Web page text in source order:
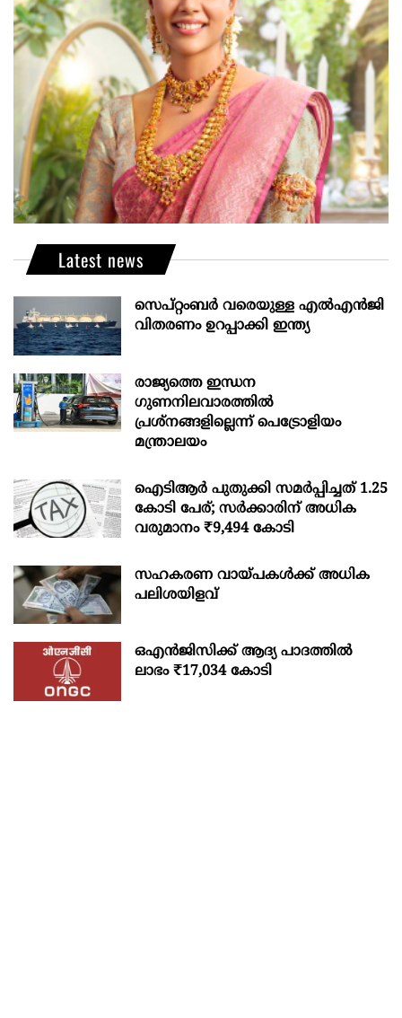
Latest news
സെപ്റ്റംബർ വരെയുള്ള എൽഎൻജി
വിതരണം ഉറപ്പാക്കി ഇന്ത്യ
രാജ്യത്തെ ഇന്ധന
ഗുണനിലവാരത്തില്‍
പ്രശ്‌നങ്ങളില്ലെന്ന് പെട്രോളിയം
മന്ത്രാലയം
ഐടിആര്‍ പുതുക്കി സമർപ്പിച്ചത് 1.25
കോടി പേര്; സർക്കാരിന് അധിക
വരുമാനം ₹9,494 കോടി
സഹകരണ വായ്പകള്‍ക്ക് അധിക
പലിശയിളവ്
ഒഎന്‍ജിസിക്ക് ആദ്യ പാദത്തില്‍
ലാഭം ₹17,034 കോടി